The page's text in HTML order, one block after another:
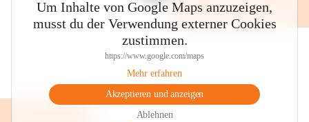
Um Inhalte von Google Maps anzuzeigen,
musst du der Verwendung externer Cookies
zustimmen.
https://www.google.com/maps
Mehr erfahren
Akzeptieren und anzeigen
Ablehnen